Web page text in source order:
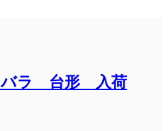
ラ 台形 入荷